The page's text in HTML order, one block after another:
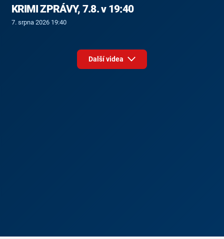
KRIMI ZPRÁVY, 7.8. v 19:40
7. srpna 2026 19:40
Další videa